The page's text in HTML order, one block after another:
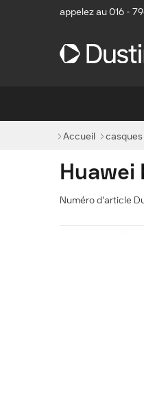
appelez au 016 -
Accueil
Huawei
Numéro d'article